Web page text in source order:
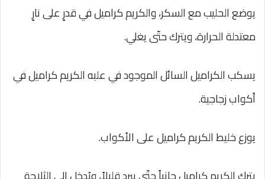
يوضع الحليب مع السكر، والكريم كراميل في قدرٍ على نارٍ
معتدلة الحرارة، ويترك حتّى يغلي.
يسكب الكراميل السائل الموجود في علبه الكريم كراميل في
أكواب زجاجية.
يوزع خليط الكريم كراميل على الأكواب.